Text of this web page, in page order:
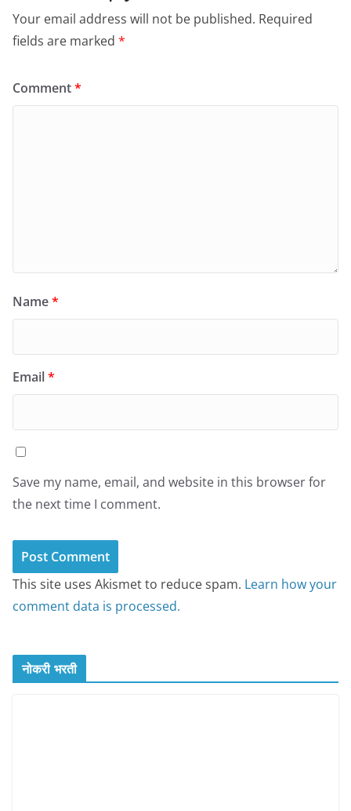
Your email address will not be published. Required
fields are marked *
Comment*
Name*
Email*
Save my name, email, and website in this browser for
the next time I comment.
This site uses Akismet to reduce spam. Learn how your
comment data is processed.
नोकरी भरती